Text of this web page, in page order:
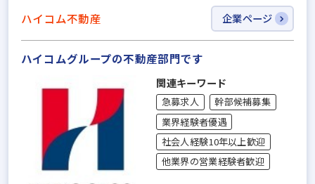
ハイコム不動産 企業ページ
ハイコムグループの不動産部門です
関連キーワード
急募求人
幹部候補募集
業界経験者優遇
社会人経験10年以上歓迎
他業界の営業経験者歓迎